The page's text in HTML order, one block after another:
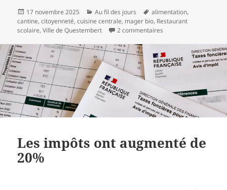
Publié
le
17 novembre 2025 Catégories
Au fil des jours
Mots-
clés
alimentation,
cantine,citoyenneté,cuisine centrale, mager bio, Restaurant
scolaire,Ville de Questembert 2 commentaires
Les impôts ont augmenté de
20%